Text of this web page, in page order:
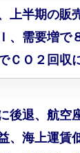
上半期の販
、需要増で
ＣＯ２回収
後退、航空
、海上運賃